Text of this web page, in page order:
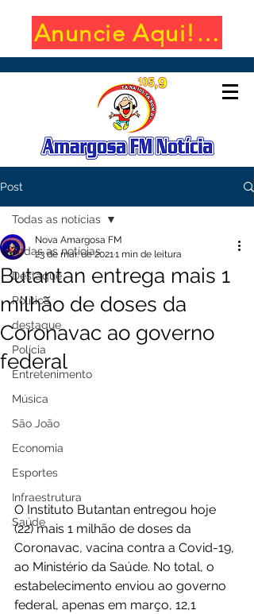
Anuncie Aqui!
Post
Todas as notícias
Destaque
Política
destaque
Polícia
Entretenimento
Música
São João
Economia
Esportes
Infraestrutura
Saúde
Todas as notícias
Butantan entrega mais 1
milhão de doses da
Coronavac ao governo
federal
Nova Amargosa FM
23 de mar. de 20211 min de leitura
O Instituto Butantan entregou hoje
(22) mais 1 milhão de doses da
Coronavac, vacina contra a Covid-19,
ao Ministério da Saúde. No total, o
estabelecimento enviou ao governo
federal, apenas em março, 12,1